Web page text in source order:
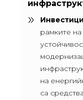
рамките на
на
са